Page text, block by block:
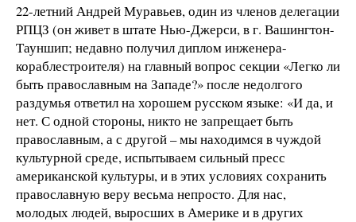
22-летний Андрей Муравьев, один из членов делегации
РПЦЗ (он живет в штате Нью-Джерси, в г. Вашингтон-
Тауншип; недавно получил диплом инженера-
кораблестроителя) на главный вопрос секции «Легко ли
быть православным на Западе?» после недолгого
раздумья ответил на хорошем русском языке: «И да, и
нет. С одной стороны, никто не запрещает быть
православным, а с другой – мы находимся в чуждой
культурной среде, испытываем сильный пресс
американской культуры, и в этих условиях сохранить
православную веру весьма непросто. Для нас,
молодых людей, выросших в Америке и в других